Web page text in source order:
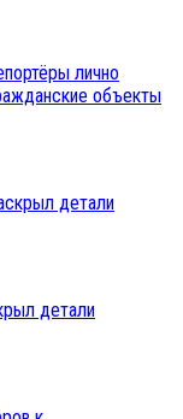
лично
объекты
детали